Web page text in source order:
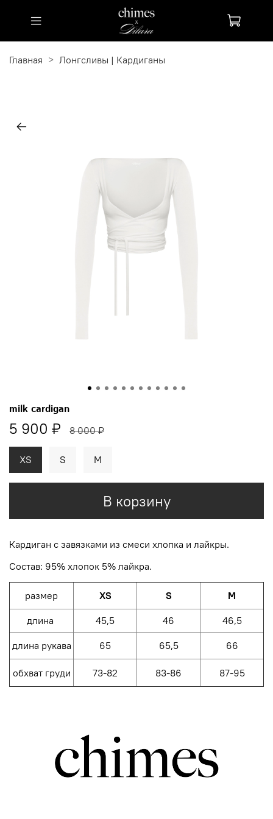
Главная Лонгсливы | Кардиганы
milk cardigan
5 900 ₽ 8 000 ₽
В корзину
XS S M
Кардиган с завязками из смеси хлопка и лайкры.
Состав: 95% хлопок 5% лайкра.
размер XS S M
длина 45,5 46 46,5
длина рукава 65 65,5 66
обхват груди 73-82 83-86 87-95